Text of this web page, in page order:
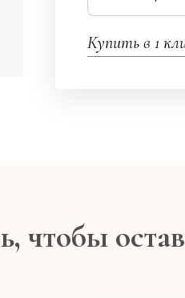
Купить в 1
чтобы